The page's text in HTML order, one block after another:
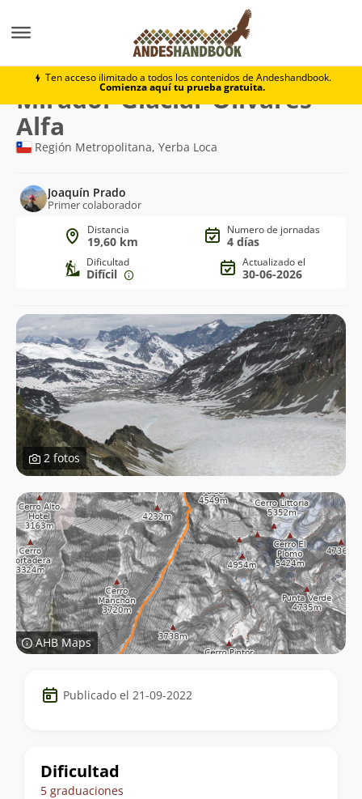
Ten acceso ilimitado a todos los contenidos de Andeshandbook.
Comienza aquí tu prueba gratuita.
Mirador Glaciar Olivares Alfa
Ruta
de
trekking
Mirador Glaciar Olivares
Alfa
Región Metropolitana, Yerba Loca
Joaquín Prado
Primer colaborador
Distancia
19,60 km
Numero de jornadas
4 días
Dificultad
Difícil
Actualizado el
30-06-2026
2 fotos
AHB Maps
Datos
del Publicado el 21-09-2022
Dificultad
5 graduaciones